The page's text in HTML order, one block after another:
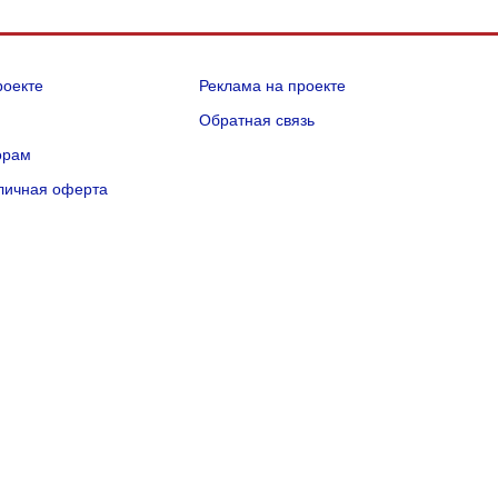
оферта
Реклама на проекте
Обратная связь